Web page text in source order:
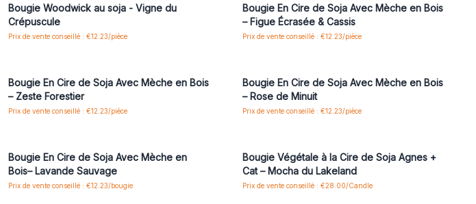
Bougie Woodwick au soja - Vigne du
Crépuscule
Prix de vente conseillé : €12.23/pièce
Bougie En Cire de Soja Avec Mèche en Bois
– Figue Écrasée & Cassis
Prix de vente conseillé : €12.23/pièce
Bougie En Cire de Soja Avec Mèche en Bois
– Zeste Forestier
Prix de vente conseillé : €12.23/pièce
Bougie En Cire de Soja Avec Mèche en Bois
– Rose de Minuit
Prix de vente conseillé : €12.23/pièce
Bougie En Cire de Soja Avec Mèche en
Bois– Lavande Sauvage
Prix de vente conseillé : €12.23/bougie
Bougie Végétale à la Cire de Soja Agnes +
Cat – Mocha du Lakeland
Prix de vente conseillé : €28.00/Candle